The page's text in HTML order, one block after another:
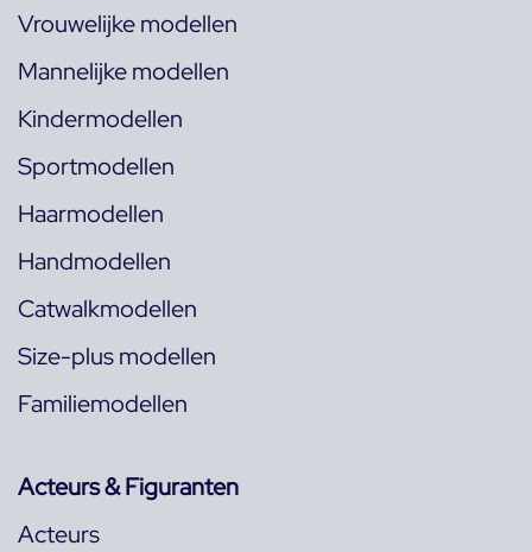
Vrouwelijke modellen
Mannelijke modellen
Kindermodellen
Sportmodellen
Haarmodellen
Handmodellen
Catwalkmodellen
Size-plus modellen
Familiemodellen
Acteurs & Figuranten
Acteurs